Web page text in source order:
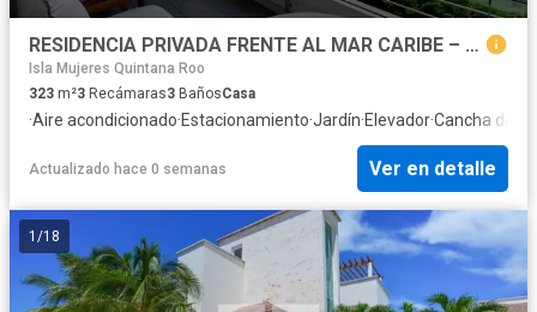
RESIDENCIA PRIVADA FRENTE AL MAR CARIBE – ELEGANCIA TOTAL EN CADA DETALLE
Isla Mujeres Quintana Roo
323 m²3 Recámaras3 BañosCasa
·Aire acondicionado·Estacionamiento·Jardín·Elevador·Cancha de
Actualizado hace 0 semanas Ver en detalle
1 /18